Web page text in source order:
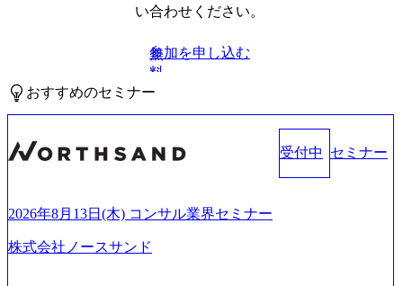
い合わせください。
無
料
参加を申し込む
おすすめのセミナー
受付中 セミナー
2026年8月13日(木) コンサル業界セミナー
株式会社ノースサンド